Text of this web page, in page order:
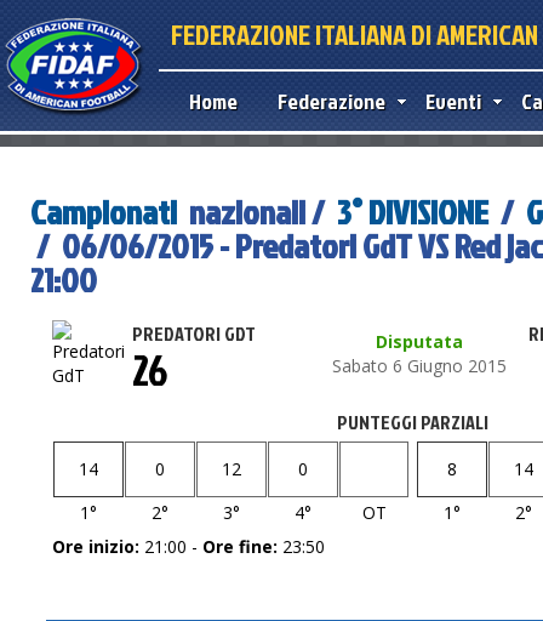
FEDERAZIONE ITALIANA DI
Home Federazione Eventi
Campionati nazionali / 3° DIVISIONE/
/ 06/06/2015 - Predatori GdT VS Red
21:00
PREDATORI GDT
Disputata
Sabato 6 Giugno 2015
26
PUNTEGGI PARZIALI
14 0 12
0
1°
2° 3° 4° OT
8
14
1°
2°
Ore inizio: 21:00 - Ore fine: 23:50